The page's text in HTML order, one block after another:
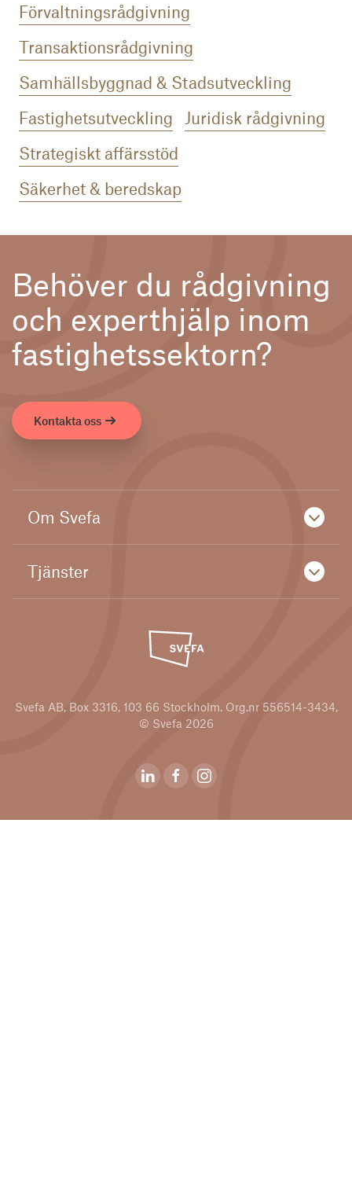
Förvaltningsrådgivning
Transaktionsrådgivning
Samhällsbyggnad & Stadsutveckling
Fastighetsutveckling
Juridisk rådgivning
Strategiskt affärsstöd
Säkerhet & beredskap
Behöver du rådgivning
och experthjälp inom
fastighetssektorn?
Kontakta oss
Om Svefa
Tjänster
Svefa AB, Box 3316, 103 66 Stockholm. Org.nr 556514-3434,
© Svefa 2026
Svefas Linkedin
Svefas Youtubekanal
Svefas Instagram